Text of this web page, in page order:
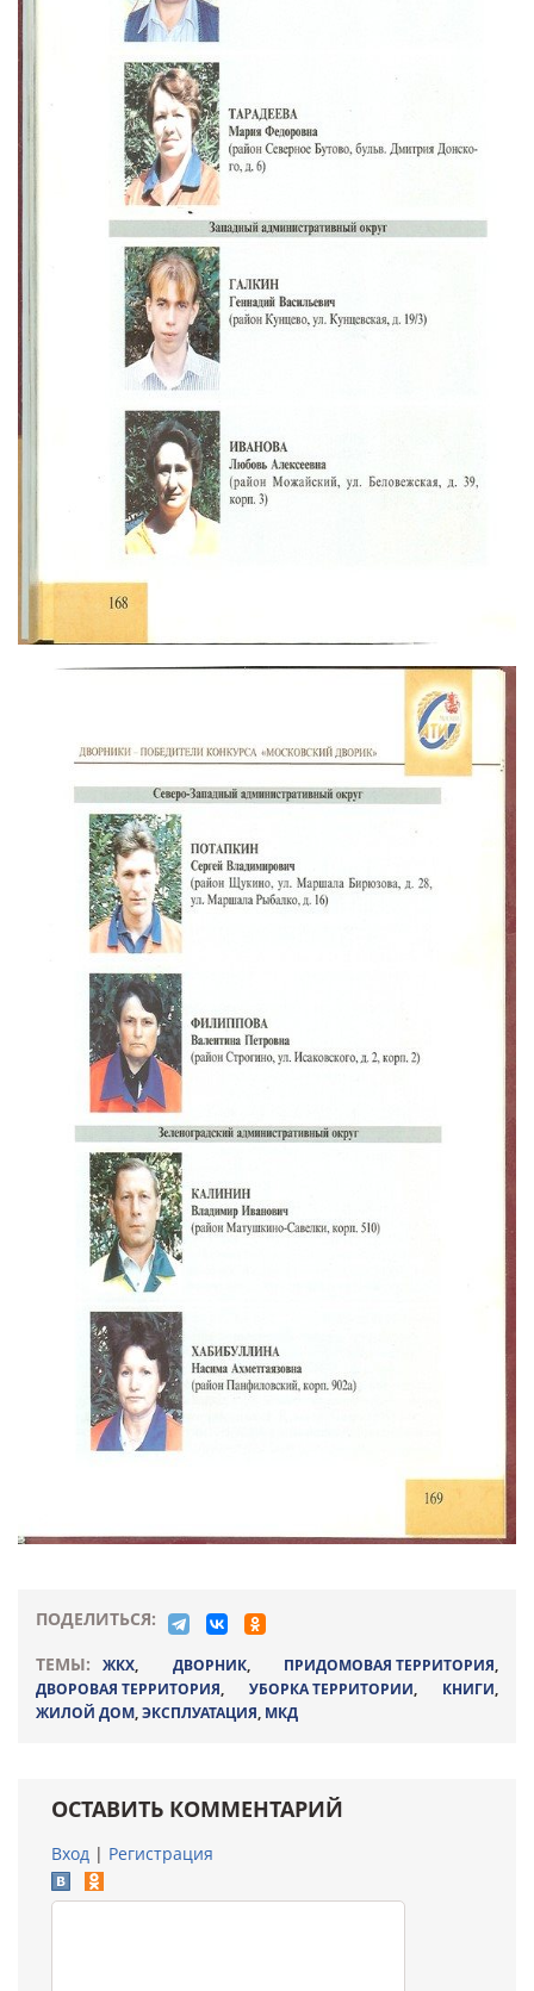
ПОДЕЛИТЬСЯ:
ТЕМЫ:
ЖКХ, ДВОРНИК, ПРИДОМОВАЯ ТЕРРИТОРИЯ,
ДВОРОВАЯ ТЕРРИТОРИЯ, УБОРКА ТЕРРИТОРИИ, КНИГИ,
ЖИЛОЙ ДОМ,ЭКСПЛУАТАЦИЯ, МКД
ОСТАВИТЬ КОММЕНТАРИЙ
Вход | Регистрация